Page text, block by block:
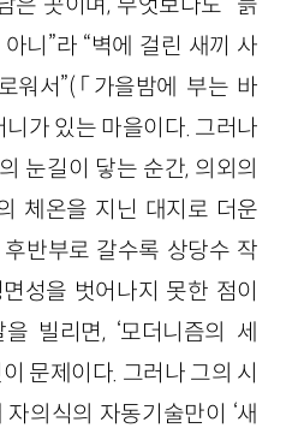
니”라 “벽에 걸린 새끼 사
워서”(「가을밤에 부는 바
니가 있는 마을이다. 그러나
눈길이 닿는 순간, 의외의
체온을 지닌 대지로 더운
반부로 갈수록 상당수 작
면성을 벗어나지 못한 점이
빌리면, ‘모더니즘의 세
문제이다. 그러나 그의 시
의식의 자동기술만이 ‘새